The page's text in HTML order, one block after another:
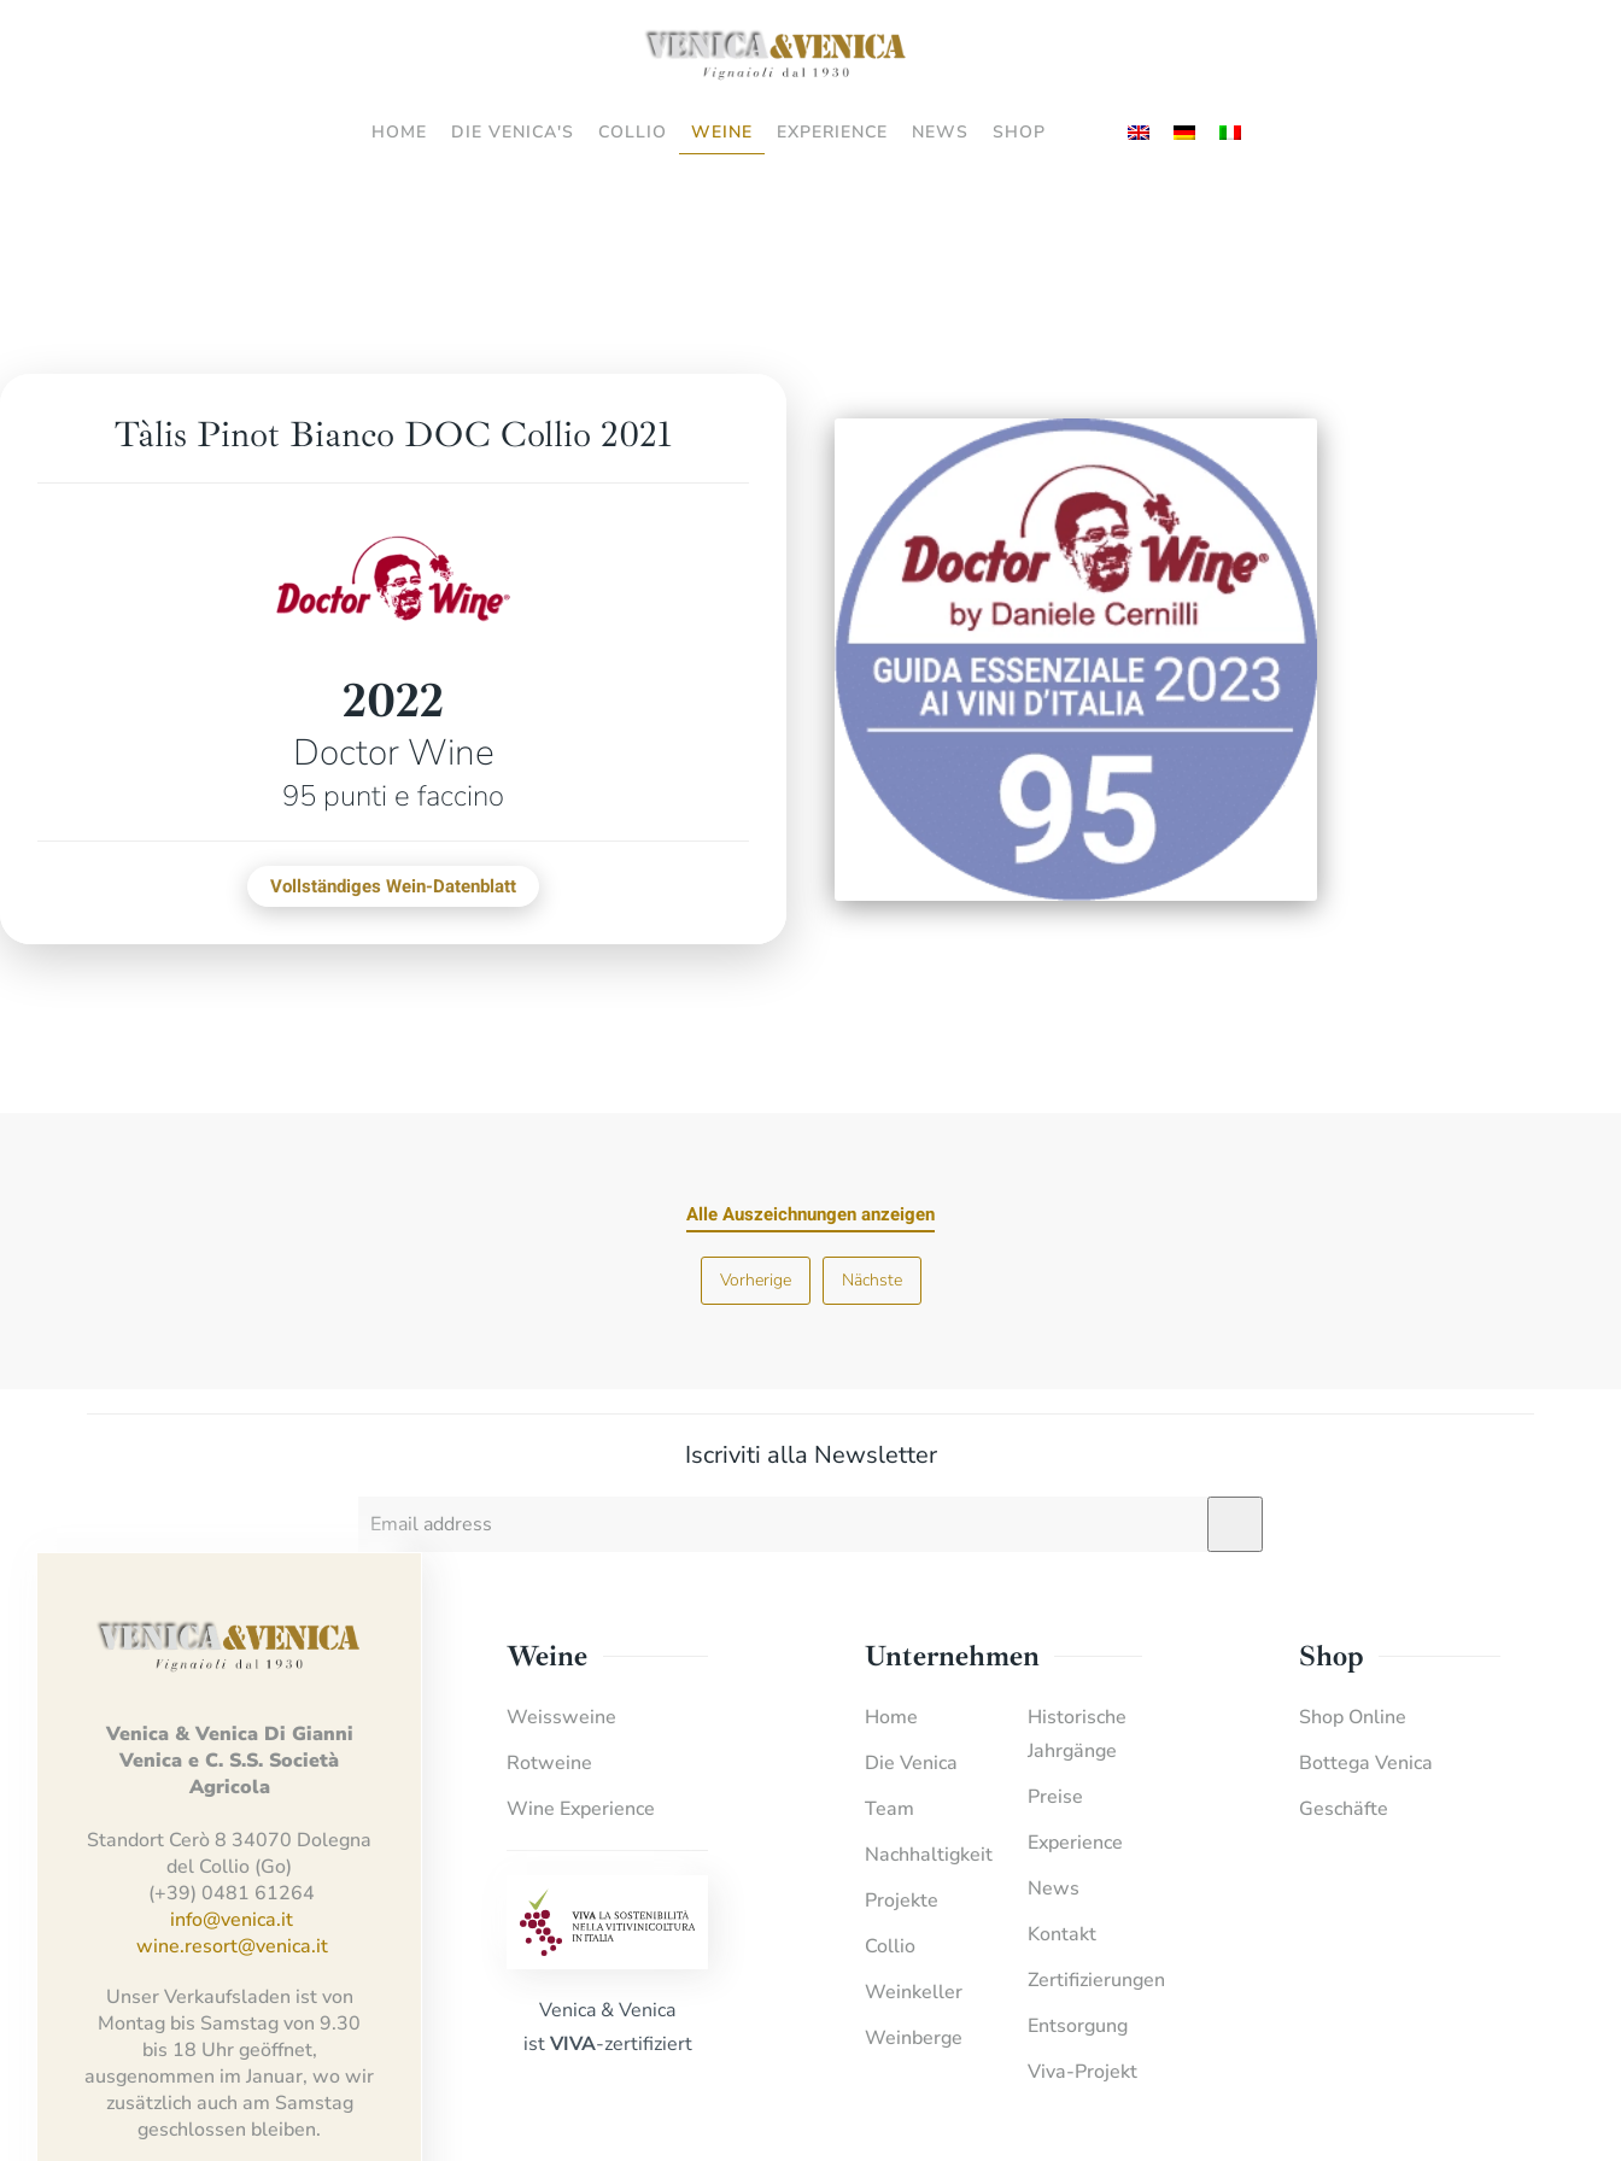
HOME DIE VENICA'S COLLIO WEINE EXPERIENCE NEWS SHOP
Tàlis Pinot Bianco DOC Collio 2021
2022
Doctor Wine
95 punti e faccino
Vollständiges Wein-Datenblatt
Alle Auszeichnungen anzeigen
Vorherige Nächste
Iscriviti alla Newsletter
Venica &Venica Di Gianni
VenicaeC. S.S. Società
Agricola
Standort Cerò 8 34070 Dolegna
del Collio (Go)
(+39) 0481 61264
info@venica.it
wine.resort@venica.it
Unser Verkaufsladen ist von
Montag bis Samstag von 9.30
bis 18 Uhr geöffnet,
ausgenommen im Januar, wo wir
zusätzlich auch am Samstag
geschlossen bleiben.
Weine
Weissweine
Rotweine
Wine Experience
Venica & Venica
istVIVA-zertifiziert
Unternehmen
Home
Die Venica
Team
Nachhaltigkeit
Projekte
Collio
Weinkeller
Weinberge
Historische
Jahrgänge
Preise
Experience
News
Kontakt
Zertifizierungen
Entsorgung
Viva-Projekt
Shop
Shop Online
Bottega Venica
Geschäfte